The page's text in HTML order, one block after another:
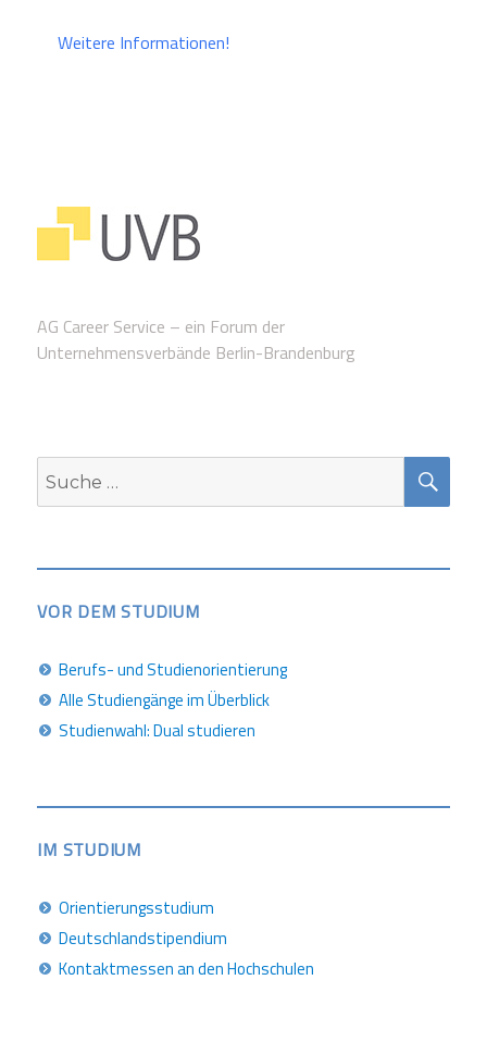
Weitere Informationen!
AG Career Service – ein Forum der
Unternehmensverbände Berlin-Brandenburg
Suche
nach:
VOR DEM STUDIUM
Berufs- und Studienorientierung
Alle Studiengänge im Überblick
Studienwahl: Dual studieren
IM STUDIUM
Orientierungsstudium
Deutschlandstipendium
Kontaktmessen an den Hochschulen